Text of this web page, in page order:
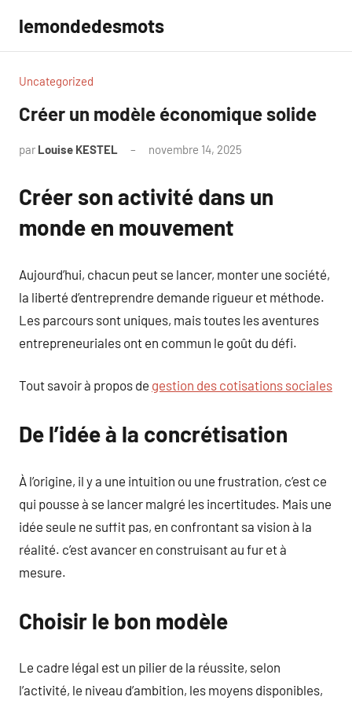
contenu
lemondedesmots
Uncategorized
Créer un modèle économique solide
par Louise KESTEL novembre 14, 2025
Créer son activité dans un
monde en mouvement
Aujourd’hui, chacun peut se lancer, monter une société,
la liberté d’entreprendre demande rigueur et méthode.
Les parcours sont uniques, mais toutes les aventures
entrepreneuriales ont en commun le goût du défi.
Tout savoir à propos de gestion des cotisations sociales
De l’idée à la concrétisation
À l’origine, il y a une intuition ou une frustration, c’est ce
qui pousse à se lancer malgré les incertitudes. Mais une
idée seule ne suffit pas, en confrontant sa vision à la
réalité. c’est avancer en construisant au fur et à
mesure.
Choisir le bon modèle
Le cadre légal est un pilier de la réussite, selon
l’activité, le niveau d’ambition, les moyens disponibles,